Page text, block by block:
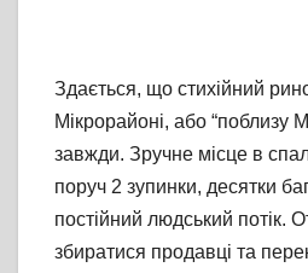
Здається, що стихійний
Мікрорайоні, або “поблизу
завжди. Зручне місце в
поруч 2 зупинки, десятки
постійний людський потік.
збиратися продавці та